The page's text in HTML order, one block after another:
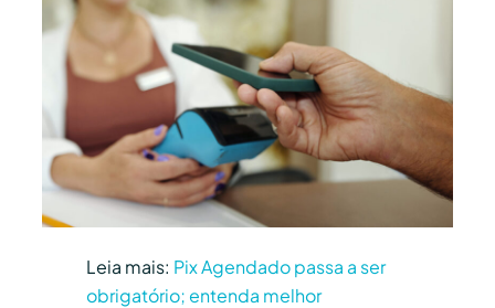
Leia mais: Pix Agendado passa a ser
obrigatório; entenda melhor